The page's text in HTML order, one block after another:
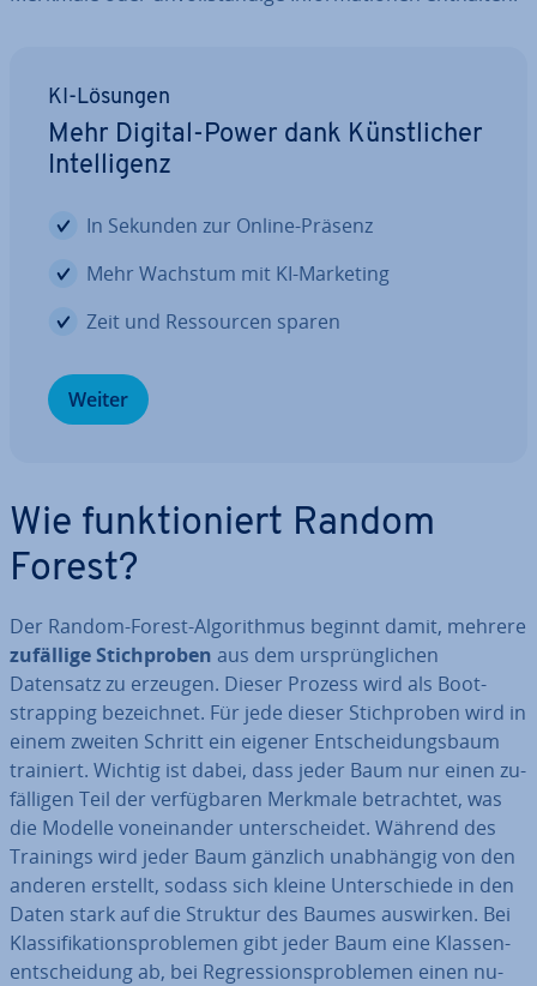
KI-Lösungen
Mehr Digital-Power dank Künst­li­cher
In­tel­li­genz
In Sekunden zur Online-Präsenz
Mehr Wachstum mit KI-Marketing
Zeit und Res­sour­cen sparen
Weiter
Wie funk­tio­niert Random
Forest?
Der Random-Forest-Al­go­rith­mus beginnt damit, mehrere
zufällige Stich­pro­ben aus dem ur­sprüng­li­chen
Datensatz zu erzeugen. Dieser Prozess wird als Boot­
strap­ping be­zeich­net. Für jede dieser Stich­pro­ben wird in
einem zweiten Schritt ein eigener Ent­schei­dungs­baum
trainiert. Wichtig ist dabei, dass jeder Baum nur einen zu­
fäl­li­gen Teil der ver­füg­ba­ren Merkmale be­trach­tet, was
die Modelle von­ein­an­der un­ter­schei­det. Während des
Trainings wird jeder Baum gänzlich un­ab­hän­gig von den
anderen erstellt, sodass sich kleine Un­ter­schie­de in den
Daten stark auf die Struktur des Baumes auswirken. Bei
Klas­si­fi­ka­ti­ons­pro­ble­men gibt jeder Baum eine Klas­sen­
ent­schei­dung ab, bei Re­gres­si­ons­pro­ble­men einen nu­